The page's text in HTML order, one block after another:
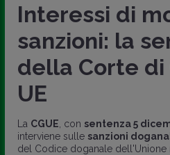
Interessi di
sanzioni: la
della Corte di
UE
La CGUE , con sentenza 5
interviene sulle sanzioni
del Codice doganale dell'Unione